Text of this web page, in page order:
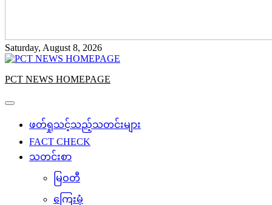
Saturday, August 8, 2026
PCT NEWS HOMEPAGE
ဖတ်ရှုသင့်သည့်သတင်းများ
FACT CHECK
သတင်းစာ
မြဝတီ
ကြေးမုံ